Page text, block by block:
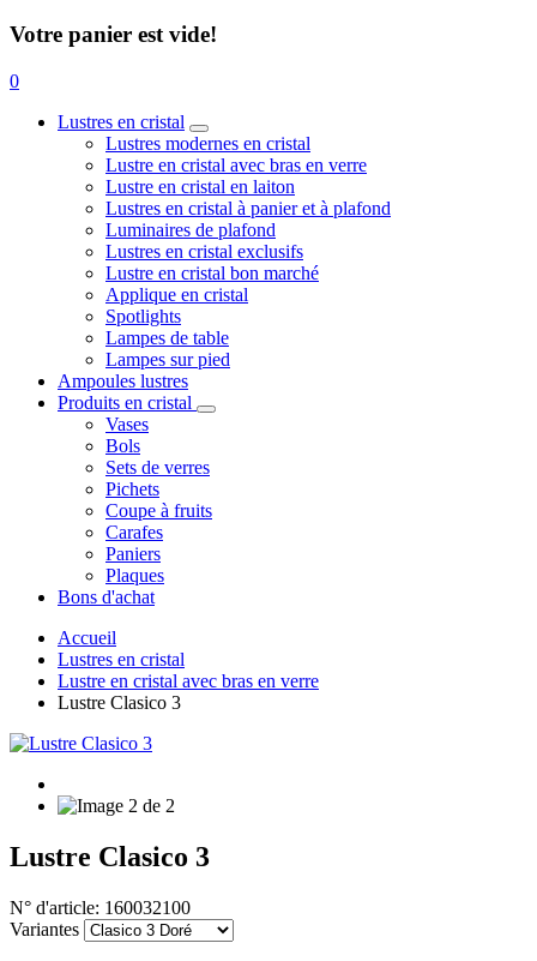
Votre panier est vide!
0
Lustres en cristal
Lustres modernes en cristal
Lustre en cristal avec bras en verre
Lustre en cristal en laiton
Lustres en cristal à panier et à plafond
Luminaires de plafond
Lustres en cristal exclusifs
Lustre en cristal bon marché
Applique en cristal
Spotlights
Lampes de table
Lampes sur pied
Ampoules lustres
Produits en cristal
Vases
Bols
Sets de verres
Pichets
Coupe à fruits
Carafes
Paniers
Plaques
Bons d'achat
Accueil
Lustres en cristal
Lustre en cristal avec bras en verre
Lustre Clasico 3
Lustre Clasico 3
N° d'article: 160032100
Variantes